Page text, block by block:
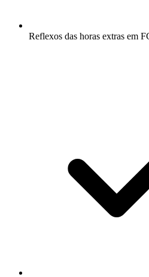
Reflexos das horas extras em